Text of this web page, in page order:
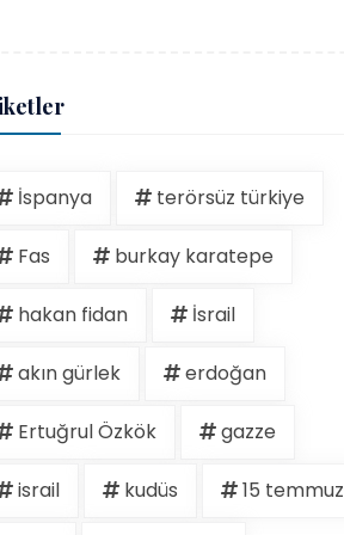
İspanya terörsüz türkiye
Fas burkay karatepe
hakan fidan İsrail
akın gürlek erdoğan
Ertuğrul Özkök gazze
israil kudüs 15 temmuz